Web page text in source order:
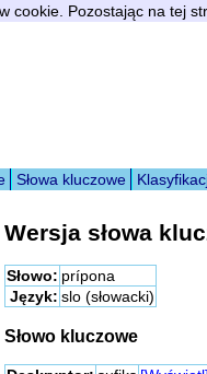
cookie. Pozostając na tej
Słowa kluczowe
Wersja słowa
Słowo: prípona
Język: slo (słowacki)
Słowo kluczowe